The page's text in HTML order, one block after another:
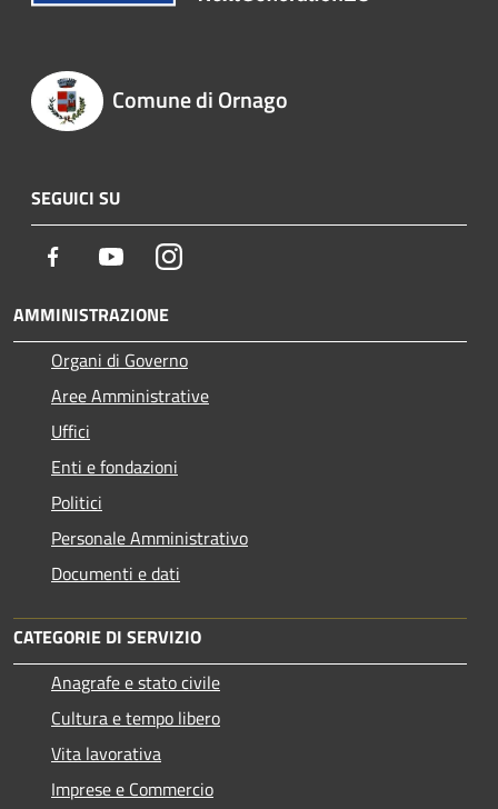
Comune di Ornago
SEGUICI SU
Facebook YoutubeInstagram
AMMINISTRAZIONE
Organi di Governo
Aree Amministrative
Uffici
Enti e fondazioni
Politici
Personale Amministrativo
Documenti e dati
CATEGORIE DI SERVIZIO
Anagrafe e stato civile
Cultura e tempo libero
Vita lavorativa
Imprese e Commercio